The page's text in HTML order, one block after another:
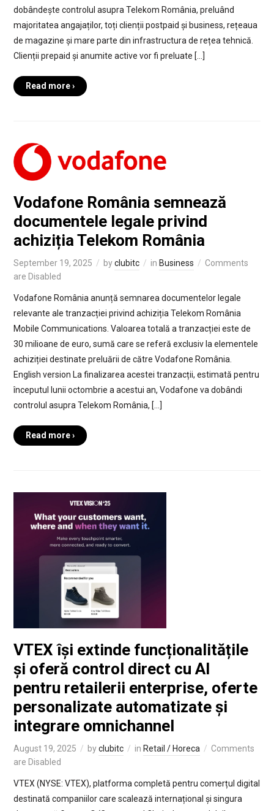
dobândește controlul asupra Telekom România, preluând
majoritatea angajaților, toți clienții postpaid și business, rețeaua
de magazine și mare parte din infrastructura de rețea tehnică.
Clienții prepaid și anumite active vor fi preluate […]
Read more ›
Vodafone România semnează
documentele legale privind
achiziția Telekom România
September 19, 2025 byclubitc in Business
Comments
are Disabled
Vodafone România anunță semnarea documentelor legale
relevante ale tranzacției privind achiziția Telekom România
Mobile Communications. Valoarea totală a tranzacției este de
30 milioane de euro, sumă care se referă exclusiv la elementele
achiziției destinate preluării de către Vodafone România.
English version La finalizarea acestei tranzacții, estimată pentru
începutul lunii octombrie a acestui an, Vodafone va dobândi
controlul asupra Telekom România, […]
Read more ›
VTEX își extinde funcționalitățile
și oferă control direct cu AI
pentru retailerii enterprise, oferte
personalizate automatizate și
integrare omnichannel
August 19, 2025 byclubitc in Retail / Horeca
Comments
are Disabled
VTEX (NYSE: VTEX), platforma completă pentru comerțul digital
destinată companiilor care scalează internațional și singura